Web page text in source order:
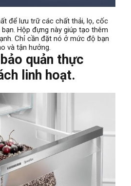
để lưu trữ các chất thải, lọ, cốc
Hộp đựng này giúp tạo thêm
Chỉ cần đặt nó ở mức độ bạn
và tận hưởng.
quản thực
linh hoạt.